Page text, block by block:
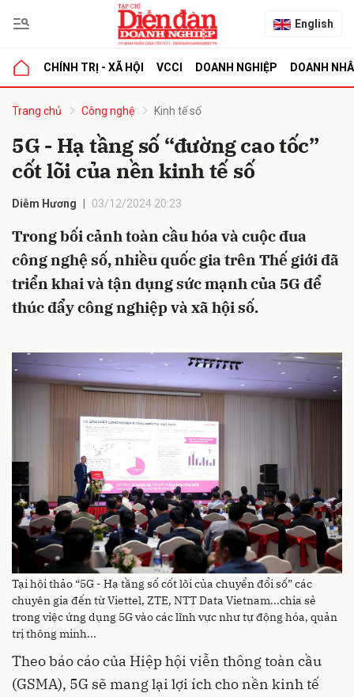
English
CHÍNH TRỊ - XÃ HỘI VCCI DOANH NGHIỆP DOANH
Trang chủ Công nghệ Kinh tế số
5G - Hạ tầng số “đường cao tốc”
cốt lõi của nền kinh tế số
Diễm Hương 03/12/2024 20:23
Trong bối cảnh toàn cầu hóa và cuộc đua
công nghệ số, nhiều quốc gia trên Thế giới đã
triển khai và tận dụng sức mạnh của 5G để
thúc đẩy công nghiệp và xã hội số.
Tại hội thảo “5G - Hạ tầng số cốt lõi của chuyển đổi số” các
chuyên gia đến từ Viettel, ZTE, NTT Data Vietnam...chia sẻ
trong việc ứng dụng 5G vào các lĩnh vực như tự động hóa, quản
trị thông minh...
Theo báo cáo của Hiệp hội viễn thông toàn cầu
(GSMA), 5G sẽ mang lại lợi ích cho nền kinh tế
luận
Hủy